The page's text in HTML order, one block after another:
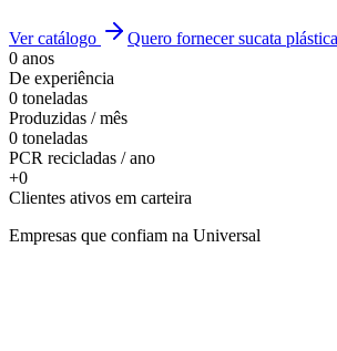
Ver catálogo
Quero fornecer sucata plástica
0 anos
De experiência
0 toneladas
Produzidas / mês
0 toneladas
PCR recicladas / ano
+0
Clientes ativos em carteira
Empresas que confiam na Universal